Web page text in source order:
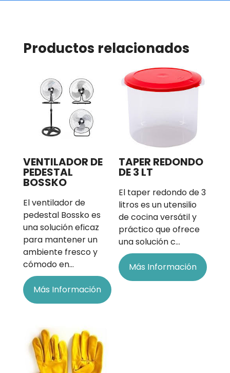
Productos relacionados
VENTILADOR DE
PEDESTAL
BOSSKO
El ventilador de
pedestal Bossko es
una solución eficaz
para mantener un
ambiente fresco y
cómodo en…
Más Información
TAPER REDONDO
DE 3 LT
El taper redondo de 3
litros es un utensilio
de cocina versátil y
práctico que ofrece
una solución c…
Más Información